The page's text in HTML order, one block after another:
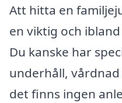
Att hitta en
en viktig och
Du kanske har
underhåll,
det finns ingen